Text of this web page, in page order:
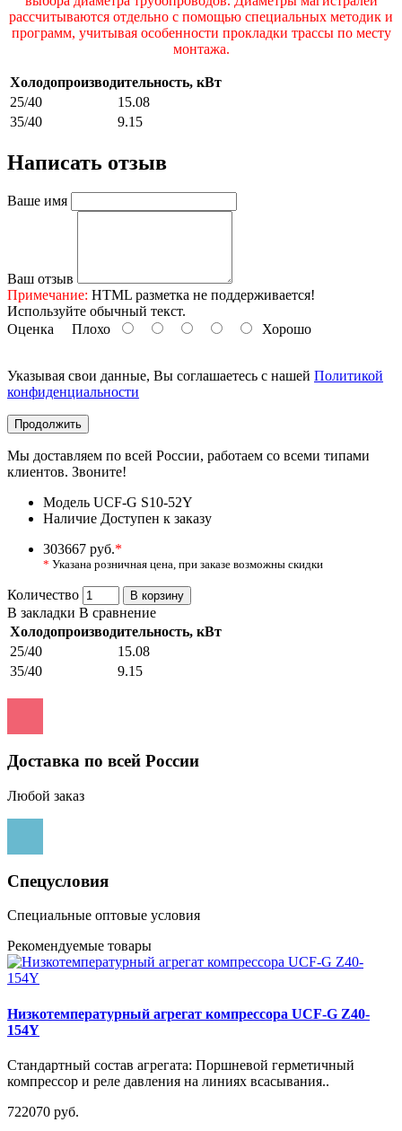
рассчитываются отдельно с помощью специальных методик и
программ, учитывая особенности прокладки трассы по месту
монтажа.
Холодопроизводительность, кВт
25/40
15.08
35/40
9.15
Написать отзыв
Ваше имя
Ваш отзыв
Примечание: HTML разметка не поддерживается!
Используйте обычный текст.
Оценка Плохо Хорошо
Указывая свои данные, Вы соглашаетесь с нашей Политикой
конфиденциальности
Продолжить
Мы доставляем по всей России, работаем со всеми типами
клиентов. Звоните!
Модель UCF-G S10-52Y
Наличие Доступен к заказу
303667 руб.*
* Указана розничная цена, при заказе возможны скидки
Количество В корзину
В закладки В сравнение
Холодопроизводительность, кВт
25/40
15.08
35/40
9.15
Доставка по всей России
Любой заказ
Спецусловия
Специальные оптовые условия
Рекомендуемые товары
Низкотемпературный агрегат компрессора UCF-G Z40-
154Y
Стандартный состав агрегата: Поршневой герметичный
компрессор и реле давления на линиях всасывания..
722070 руб.